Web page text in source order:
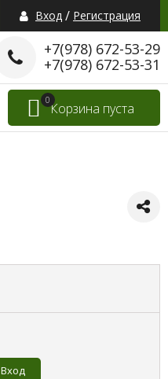
Вход / Регистрация
+7(978) 672-53-29
+7(978) 672-53-31
Корзина пуста
0
Вход